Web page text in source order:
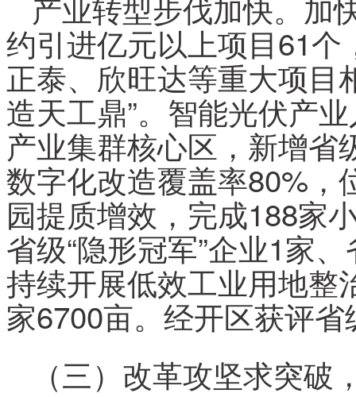
约引进亿元以上项目61
正泰、欣旺达等重大项目
造天工鼎”。智能光伏产
产业集群核心区，新增
数字化改造覆盖率80%，
园提质增效，完成188家
省级“隐形冠军”企业1家
持续开展低效工业用地整
家6700亩。经开区获评
（三）改革攻坚求突